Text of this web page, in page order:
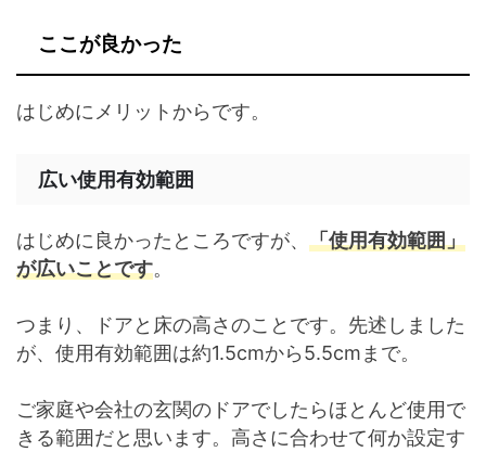
ここが良かった
はじめにメリットからです。
広い使用有効範囲
はじめに良かったところですが、 「使用有効範囲」
が広いことです。
つまり、ドアと床の高さのことです。先述しました
が、使用有効範囲は約1.5cmから5.5cmまで。
ご家庭や会社の玄関のドアでしたらほとんど使用で
きる範囲だと思います。高さに合わせて何か設定す